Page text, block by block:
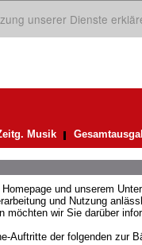
unserer Dienste
Musik
und unserem
und Nutzung
möchten wir Sie darüber
Auftritte der folgenden zur